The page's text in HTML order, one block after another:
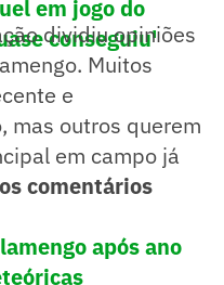
em jogo do
conseguiu'
dividiu opiniões
Muitos
e
mas outros querem
em campo já
comentários
após ano